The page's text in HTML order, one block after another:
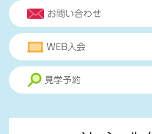
お問い合わせ
WEB入会
見学予約